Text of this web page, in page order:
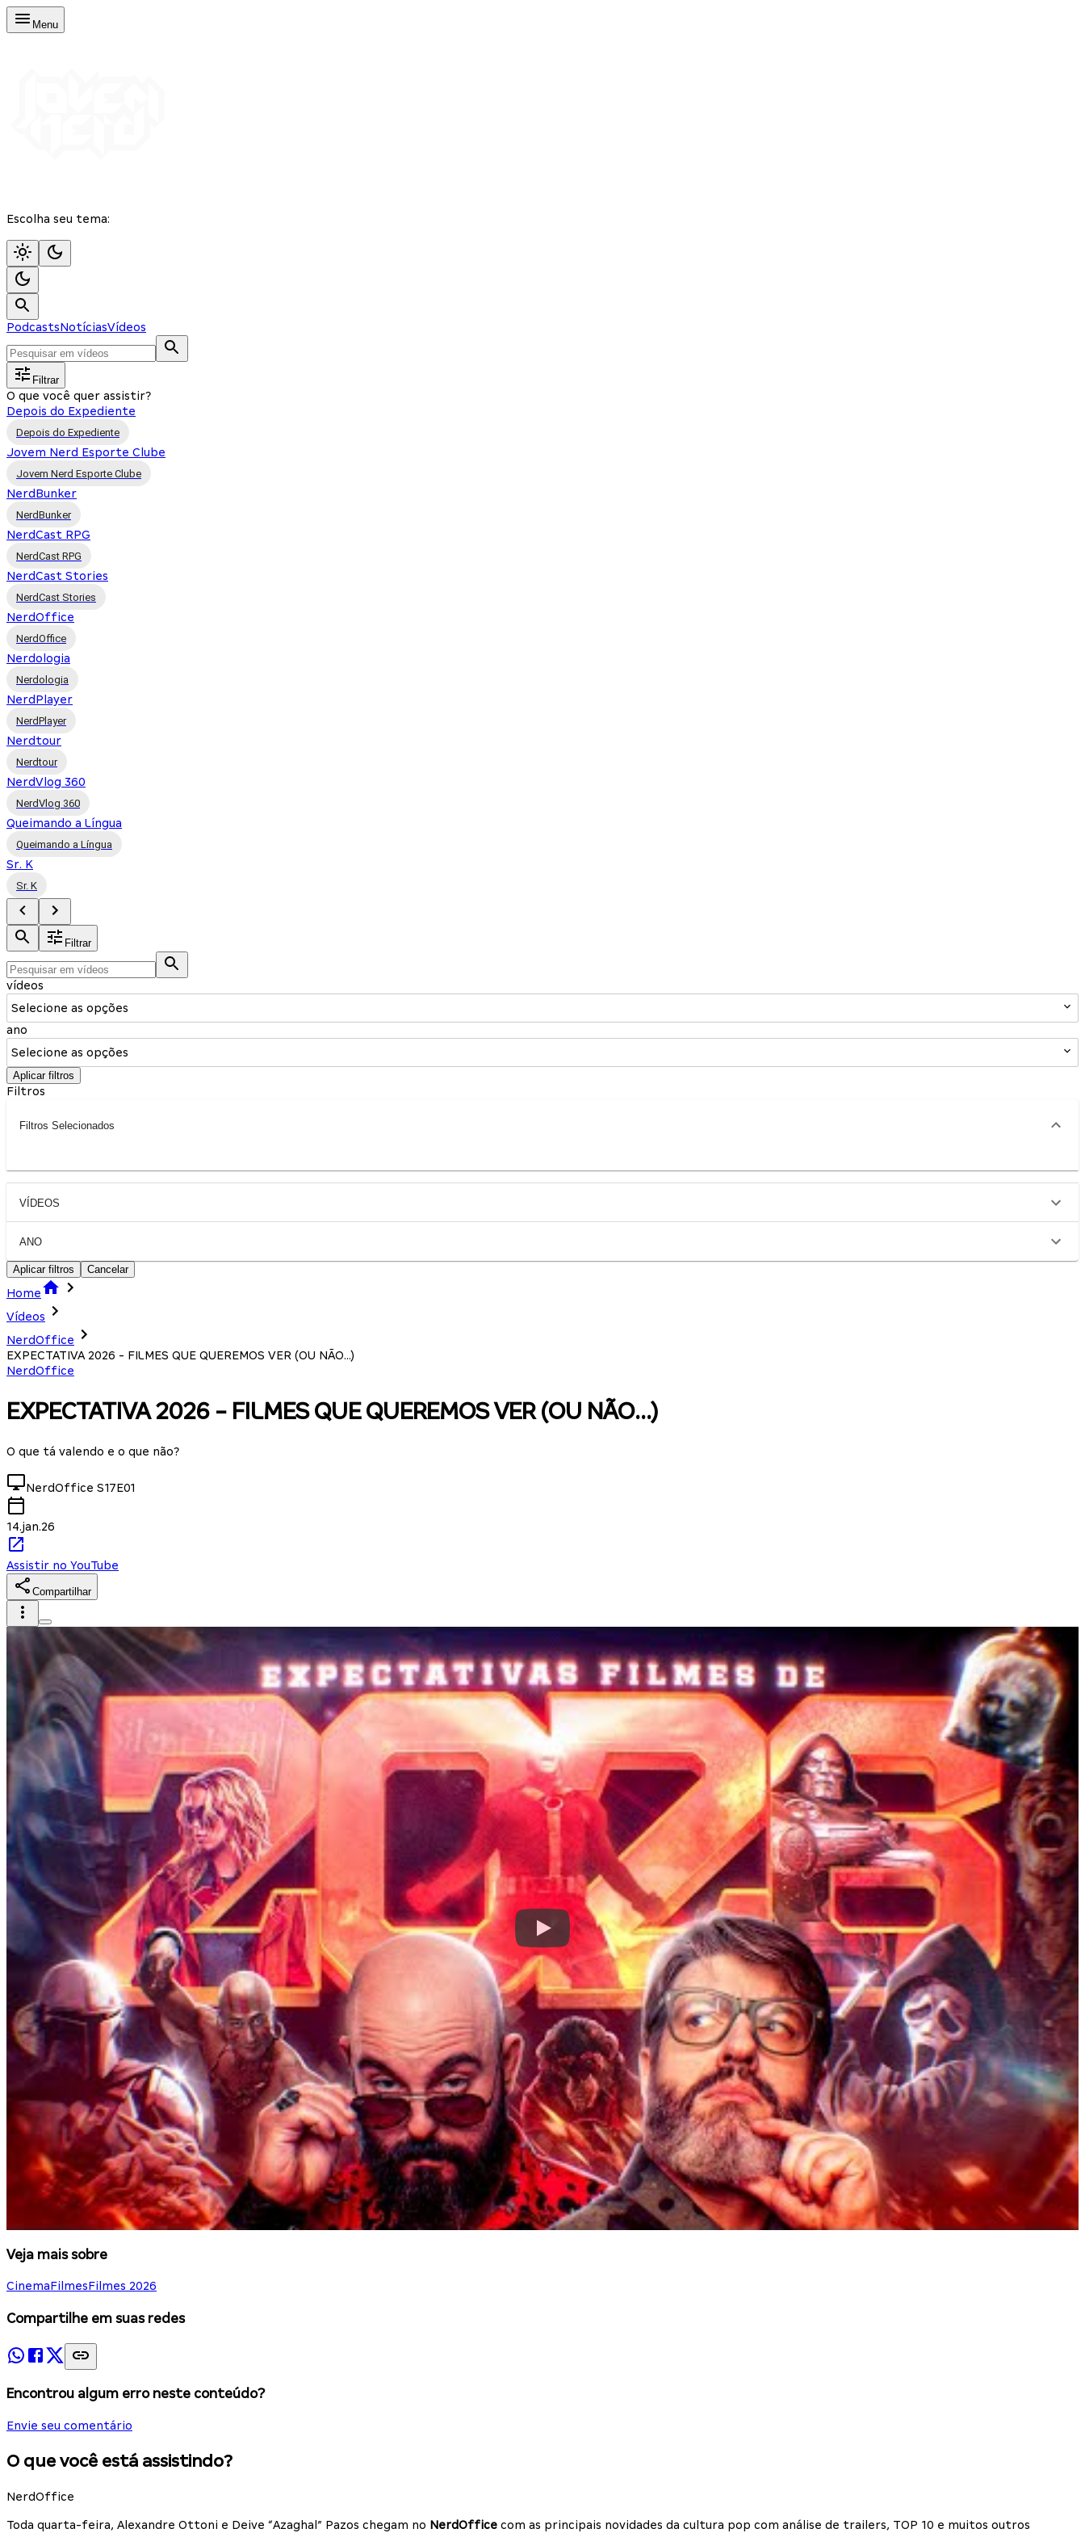
Menu
Escolha seu tema:
PodcastsNotíciasVídeos
Filtrar
O que você quer assistir?
Depois do Expediente
Depois do Expediente
Jovem Nerd Esporte Clube
Jovem Nerd Esporte Clube
NerdBunker
NerdBunker
NerdCast RPG
NerdCast RPG
NerdCast Stories
NerdCast Stories
NerdOffice
NerdOffice
Nerdologia
Nerdologia
NerdPlayer
NerdPlayer
Nerdtour
Nerdtour
NerdVlog 360
NerdVlog 360
Queimando a Língua
Queimando a Língua
Sr. K
Sr. K
Filtrar
vídeos
Selecione as opções
ano
Selecione as opções
Aplicar filtros
Filtros
Filtros Selecionados
VÍDEOS
ANO
Aplicar filtros Cancelar
Home
Vídeos
NerdOffice
EXPECTATIVA 2026 - FILMES QUE QUEREMOS VER (OU NÃO...)
NerdOffice
EXPECTATIVA 2026 - FILMES QUE QUEREMOS VER (OU NÃO...)
O que tá valendo e o que não?
NerdOffice S17E01
14.jan.26
Assistir no YouTube
Compartilhar
Veja mais sobre
CinemaFilmesFilmes 2026
Compartilhe em suas redes
Encontrou algum erro neste conteúdo?
Envie seu comentário
O que você está assistindo?
NerdOffice
Toda quarta-feira, Alexandre Ottoni e Deive “Azaghal” Pazos chegam no NerdOffice com as principais novidades da cultura pop com análise de trailers, TOP 10 e muitos outros